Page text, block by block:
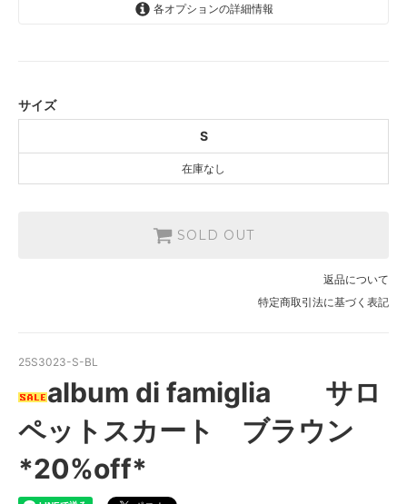
各オプションの詳細情報
サイズ
S
在庫なし
SOLD OUT
返品について
特定商取引法に基づく表記
25S3023-S-BL
album di famiglia サロ
ペットスカート ブラウン
*20%off*